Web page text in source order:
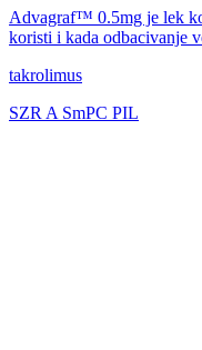
Advagraf™ 0.5mg je lek
koristi i kada odbacivanje
takrolimus
SZR A SmPC PIL